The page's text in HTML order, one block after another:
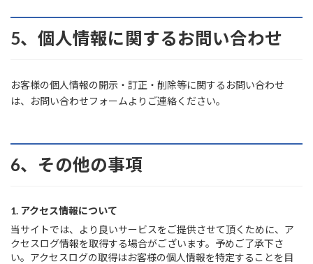
5、個人情報に関するお問い合わせ
お客様の個人情報の開示・訂正・削除等に関するお問い合わせ
は、お問い合わせフォームよりご連絡ください。
6、その他の事項
1. アクセス情報について
当サイトでは、より良いサービスをご提供させて頂くために、ア
クセスログ情報を取得する場合がございます。予めご了承下さ
い。アクセスログの取得はお客様の個人情報を特定することを目